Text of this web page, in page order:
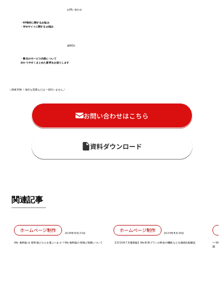
お問い合わせ
・HP制作に関するお悩み
・Wixサイトに関するお悩み
資料DL
・弊社のサービス内容について
分かりやすくまとめた資料をお送りします
＼簡単30秒！強引な営業などは一切行いません／
お問い合わせはこちら
資料ダウンロード
関連記事
ホームページ制作 2025年10月20日
Wix 無料版 vs 有料版どちらを選ぶべきか？Wix 無料版の特徴と制限について
ホームページ制作 2025年8月29日
【2026年7月最新版】Wix有料プランの料金や機能などを徹底比較解説
〜Wixで
開